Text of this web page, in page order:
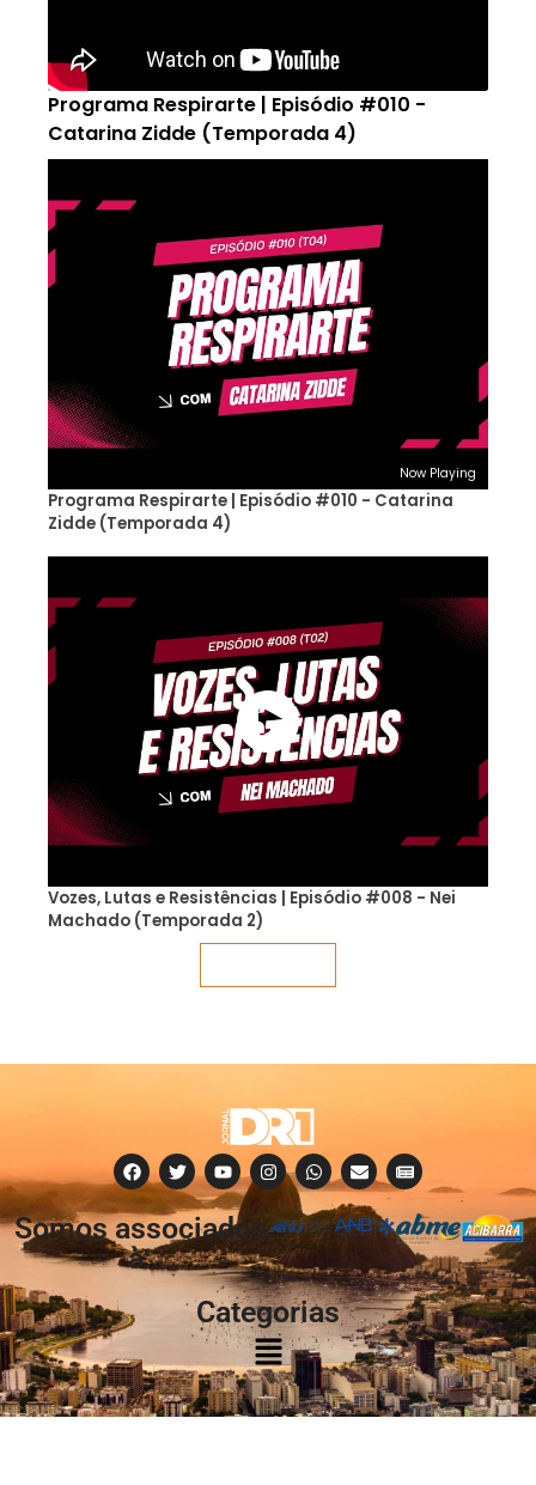
Programa Respirarte | Episódio #010 -
Catarina Zidde (Temporada 4)
Now Playing
Programa Respirarte | Episódio #010 - Catarina
Zidde (Temporada 4)
Vozes, Lutas e Resistências | Episódio #008 - Nei
Machado (Temporada 2)
Somos associados
à:
Categorias